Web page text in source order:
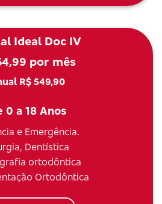
Ideal Doc IV
por mês
R$ 549,90
0 a 18 Anos
e Emergência.
Dentística
ortodôntica
Ortodôntica